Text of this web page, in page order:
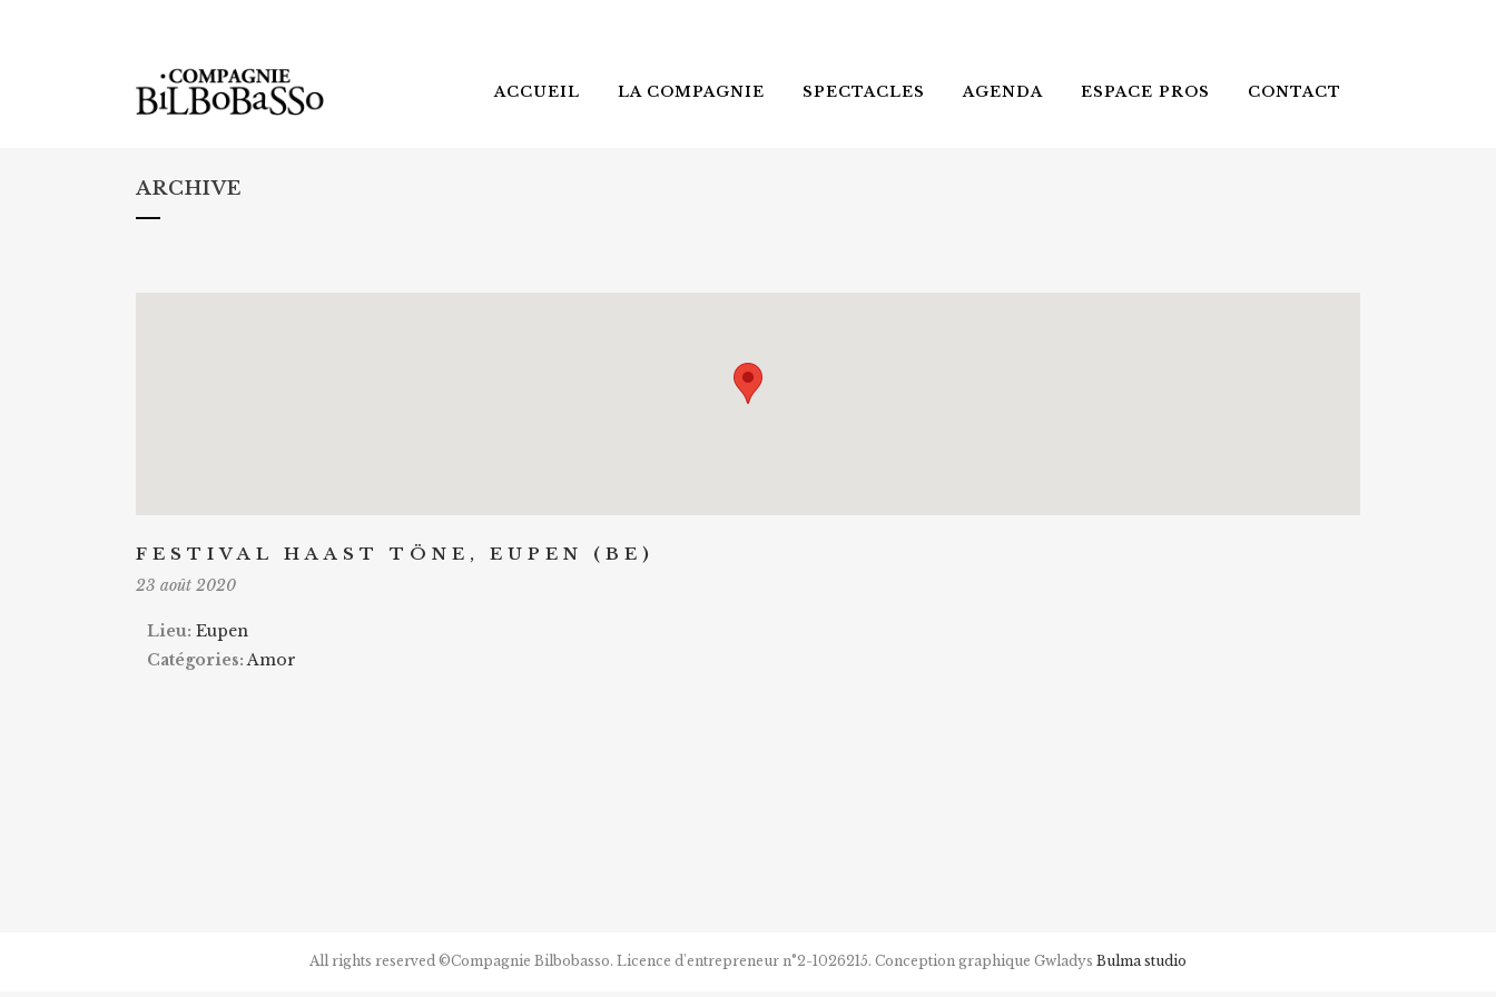
ACCUEIL LA COMPAGNIE SPECTACLES AGENDA ESPACE PROS CONTACT
ARCHIVE
FESTIVAL HAAST TÖNE, EUPEN (BE)
23 août 2020
Lieu: Eupen
Catégories: Amor
All rights reserved ©Compagnie Bilbobasso. Licence d'entrepreneur n°2-1026215. Conception graphique Gwladys Bulma studio